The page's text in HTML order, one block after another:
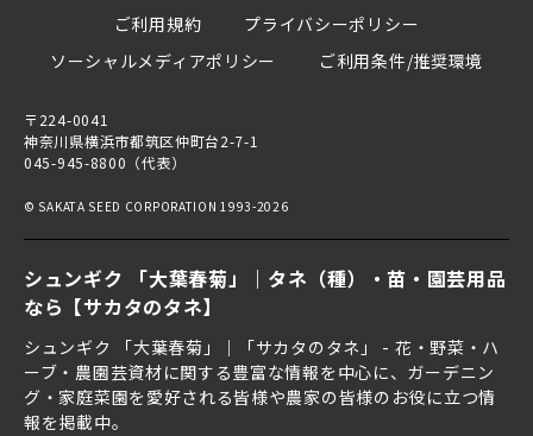
シュンギク 「大葉春菊」｜タネ（種）・苗・園芸用品
なら【サカタのタネ】
シュンギク 「大葉春菊」｜「サカタのタネ」 - 花・野菜・ハ
ーブ・農園芸資材に関する豊富な情報を中心に、ガーデニン
グ・家庭菜園を愛好される皆様や農家の皆様のお役に立つ情
報を掲載中。
ご利用規約
プライバシーポリシー
ソーシャルメディアポリシー
ご利用条件/推奨環境
〒224-0041
神奈川県横浜市都筑区仲町台2-7-1
045-945-8800（代表）
© SAKATA SEED CORPORATION 1993-2026